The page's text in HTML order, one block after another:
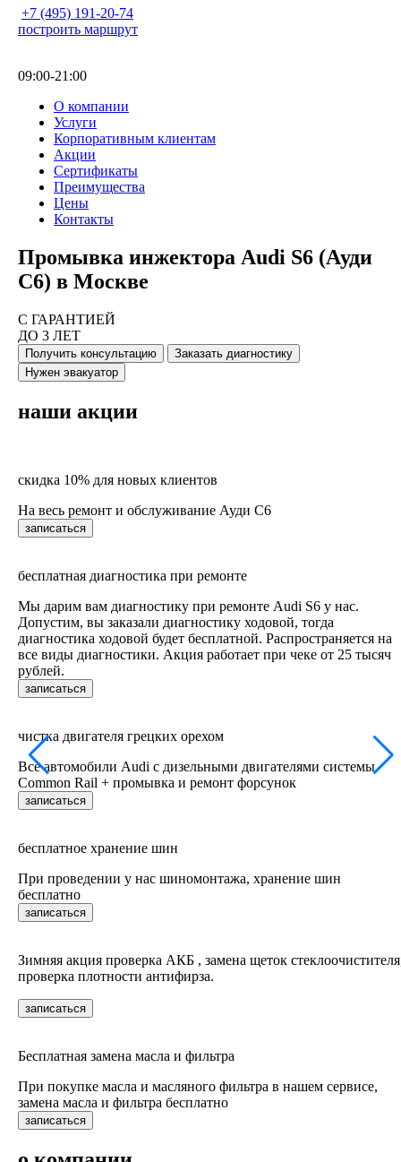
+7 (495) 191-20-74
построить маршрут
09:00-21:00
О компании
Услуги
Корпоративным клиентам
Акции
Сертификаты
Преимущества
Цены
Контакты
Промывка инжектора Audi S6 (Ауди
С6) в Москве
С ГАРАНТИЕЙ
ДО 3 ЛЕТ
Получить консультацию
Заказать диагностику
Нужен эвакуатор
наши акции
скидка 10% для новых клиентов
На весь ремонт и обслуживание Ауди С6
записаться
бесплатная диагностика при ремонте
Мы дарим вам диагностику при ремонте Audi S6 у нас.
Допустим, вы заказали диагностику ходовой, тогда
диагностика ходовой будет бесплатной. Распространяется на
все виды диагностики. Акция работает при чеке от 25 тысяч
рублей.
записаться
чистка двигателя грецких орехом
Все автомобили Audi c дизельными двигателями системы
Common Rail + промывка и ремонт форсунок
записаться
бесплатное хранение шин
При проведении у нас шиномонтажа, хранение шин
бесплатно
записаться
Зимняя акция проверка АКБ , замена щеток
проверка плотности антифирза.
записаться
Бесплатная замена масла и фильтра
При покупке масла и масляного фильтра в нашем сервисе,
замена масла и фильтра бесплатно
записаться